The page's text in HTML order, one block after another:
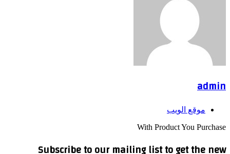
admin
موقع الويب
With Product You Purchase
Subscribe to our mailing list to get the new